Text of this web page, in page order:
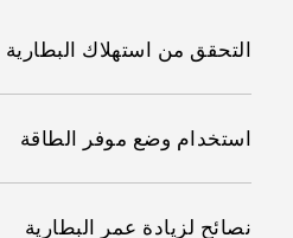
التحقق من استهلاك البطارية
استخدام وضع موفر الطاقة
نصائح لزيادة عمر البطارية